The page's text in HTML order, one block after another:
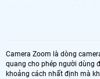
LẮP CAMERA
TRỌN BỘ CAMERA TRONG NHÀ
Camera Zoom là dòng
quang cho phép người dùng
khoảng cách nhất định mà